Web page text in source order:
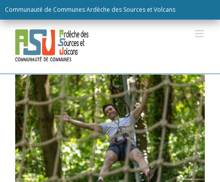
Communauté de Communes Ardèche des Sources et Volcans
to
content